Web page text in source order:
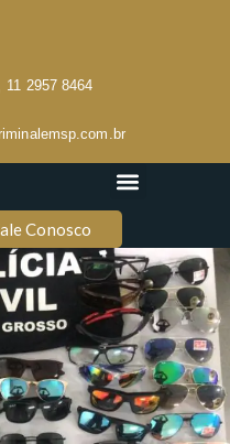
11 2957 8464
Conosco